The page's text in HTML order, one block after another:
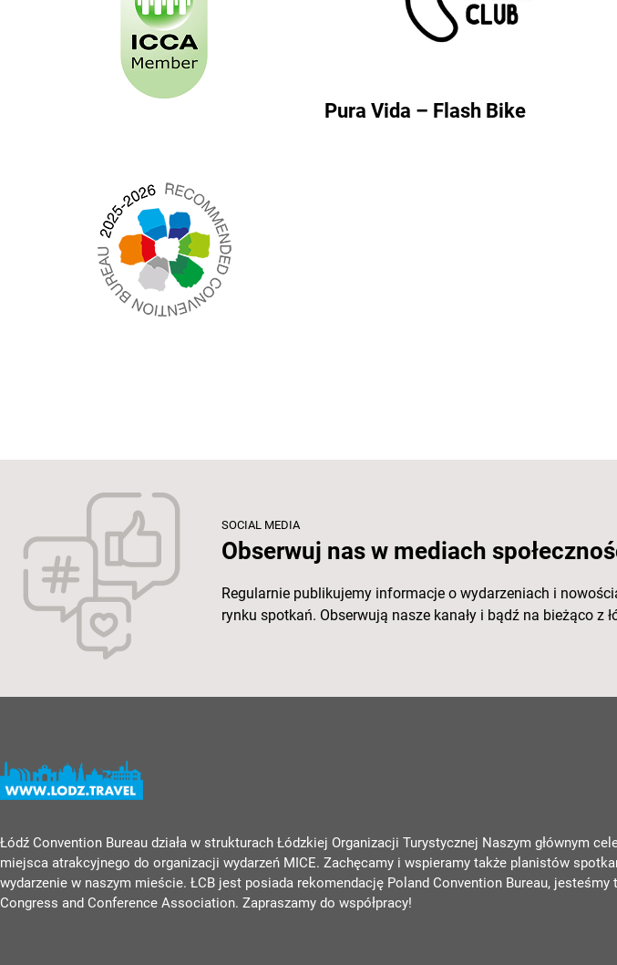
Pura Vida – Flash Bike
SOCIAL MEDIA
Obserwuj nas w mediach
Regularnie publikujemy informacje o wydarzeniach i
rynku spotkań. Obserwują nasze kanały i bądź na bieżąco z
Łódź Convention Bureau działa w strukturach Łódzkiej Organizacji Turystycznej Naszym głównym
miejsca atrakcyjnego do organizacji wydarzeń MICE. Zachęcamy i wspieramy także planistów
wydarzenie w naszym mieście. ŁCB jest posiada rekomendację Poland Convention Bureau, jesteśmy
Congress and Conference Association. Zapraszamy do współpracy!